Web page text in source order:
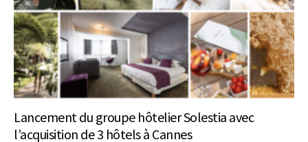
Lancement du groupe hôtelier Solestia avec
l’acquisition de 3 hôtels à Cannes